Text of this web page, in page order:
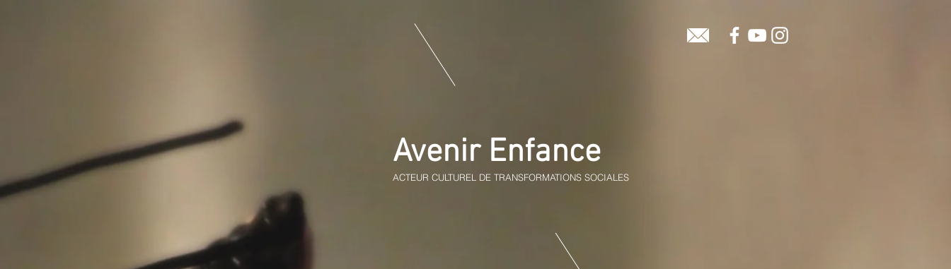
Avenir Enfance
ACTEUR CULTUREL DE TRANSFORMATIONS SOCIALES